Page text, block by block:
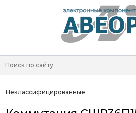
Неклассифицированные